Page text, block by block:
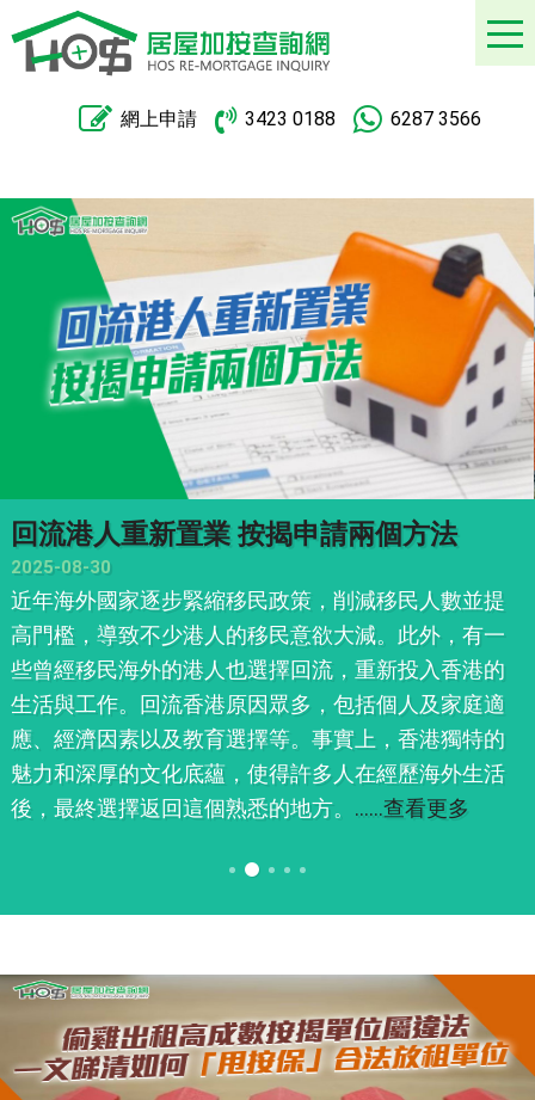
網上申請 3423 0188 6287 3566
昔日新界居屋王今料蝕兩成離場 尚翠苑2
房居二500萬沽
2025-06-14
曾為新界未補價居屋王的荃灣尚翠苑單位，最新二手
蝕讓離場。美聯分行助理聯席董事姚偉明表示，尚翠
苑一個高層8室單位，實用441方呎，2房間隔，原以綠
表價530萬元放盤，經議價後以500萬元於居二市場未
補價易手，實呎11,338元。……查看更多